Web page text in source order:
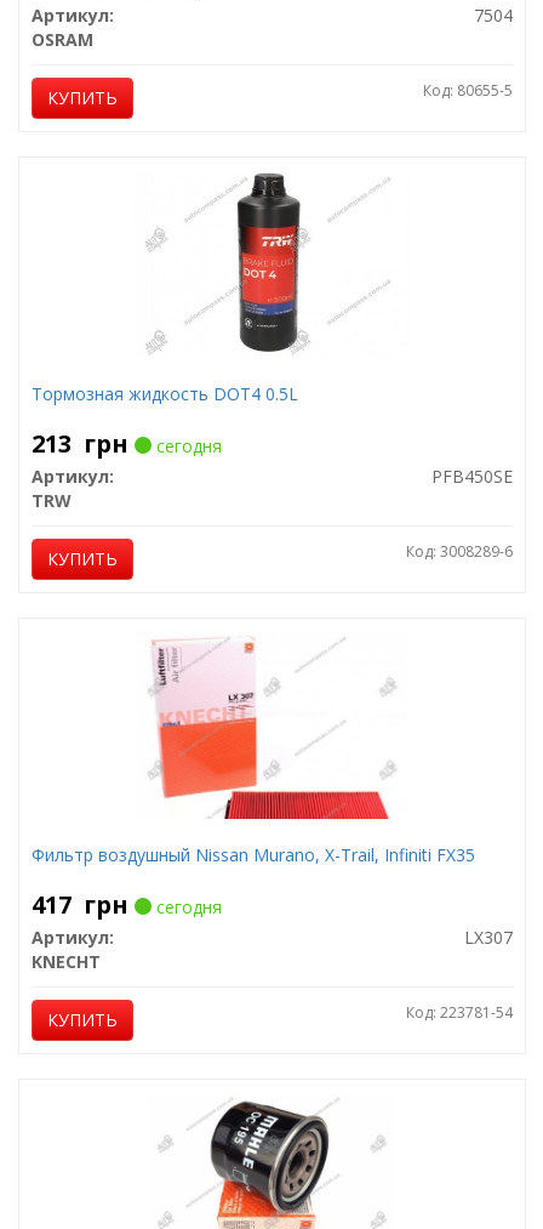
Артикул:
7504
OSRAM
КУПИТЬ Код: 80655-5
Тормозная жидкость DOT4 0.5L
213 грн
сегодня
Артикул:
PFB450SE
TRW
КУПИТЬ Код: 3008289-6
Фильтр воздушный Nissan Murano, X-Trail, Infiniti FX35
417 грн
сегодня
Артикул:
LX307
KNECHT
КУПИТЬ Код: 223781-54